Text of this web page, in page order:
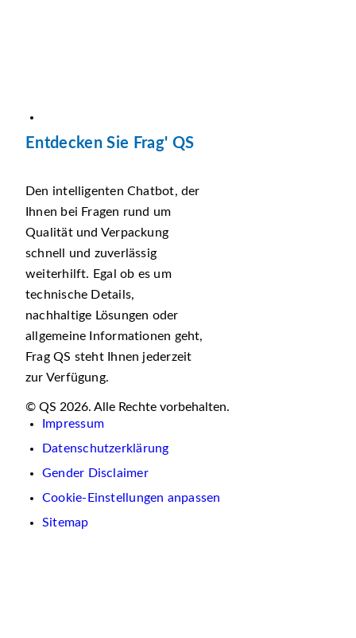
Entdecken Sie Frag' QS
Den intelligenten Chatbot, der
Ihnen bei Fragen rund um
Qualität und Verpackung
schnell und zuverlässig
weiterhilft. Egal ob es um
technische Details,
nachhaltige Lösungen oder
allgemeine Informationen geht,
Frag QS steht Ihnen jederzeit
zur Verfügung.
© QS 2026. Alle Rechte vorbehalten.
Impressum
Datenschutzerklärung
Gender Disclaimer
Cookie-Einstellungen anpassen
Sitemap